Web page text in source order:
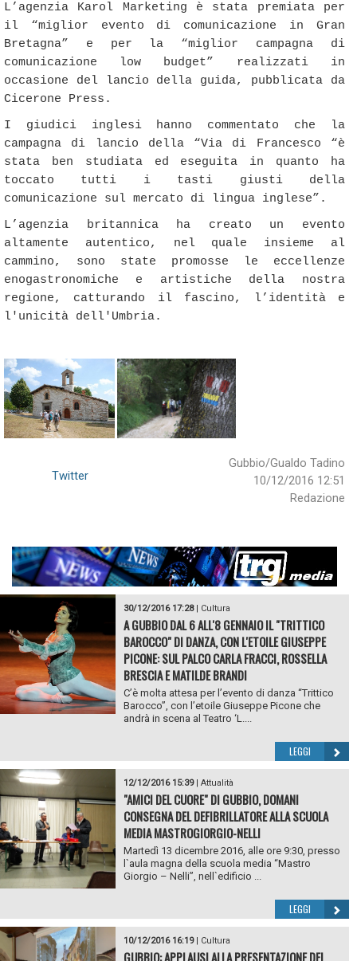
L’agenzia Karol Marketing è stata premiata per
il “miglior evento di comunicazione in Gran
Bretagna” e per la “miglior campagna di
comunicazione low budget” realizzati in
occasione del lancio della guida, pubblicata da
Cicerone Press.
I giudici inglesi hanno commentato che la
campagna di lancio della “Via di Francesco “è
stata ben studiata ed eseguita in quanto ha
toccato tutti i tasti giusti della
comunicazione sul mercato di lingua inglese”.
L’agenzia britannica ha creato un evento
altamente autentico, nel quale insieme al
cammino, sono state promosse le eccellenze
enogastronomiche e artistiche della nostra
regione, catturando il fascino, l’identità e
l'unicità dell'Umbria.
Gubbio/Gualdo Tadino
10/12/2016 12:51
Redazione
Twitter
30/12/2016 17:28| Cultura
A GUBBIO DAL 6 ALL'8 GENNAIO IL "TRITTICO
BAROCCO" DI DANZA, CON L'ETOILE GIUSEPPE
PICONE: SUL PALCO CARLA FRACCI, ROSSELLA
BRESCIA E MATILDE BRANDI
C’è molta attesa per l’evento di danza “Trittico
Barocco”, con l’etoile Giuseppe Picone che
andrà in scena al Teatro ‘L....
LEGGI
12/12/2016 15:39| Attualità
"AMICI DEL CUORE" DI GUBBIO, DOMANI
CONSEGNA DEL DEFIBRILLATORE ALLA SCUOLA
MEDIA MASTROGIORGIO-NELLI
Martedì 13 dicembre 2016, alle ore 9:30, presso
l`aula magna della scuola media “Mastro
Giorgio – Nelli”, nell`edificio ...
LEGGI
10/12/2016 16:19| Cultura
GUBBIO: APPLAUSI ALLA PRESENTAZIONE DEL